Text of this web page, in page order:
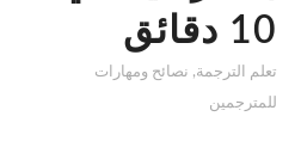
10 دقائق
تعلم الترجمة, نصائح ومهارات
للمترجمين